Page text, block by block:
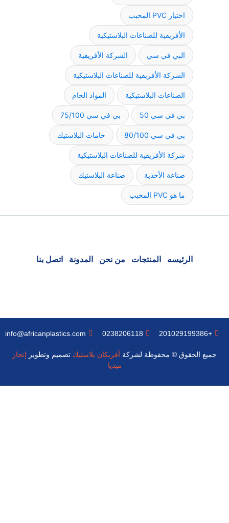
اختيار PVC المحبب
الأفريقية للصناعات البلاستيكية
البي في سي الشركة الأفريقية
الشركة الأفريقية للصناعات البلاستيكية
الصناعات البلاستيكية المواد الخام
بي في سي 50 بي في سي 75/100
بي في سي 80/100 خامات البلاستيك
شركة الأفريقية للصناعات البلاستيكية
صناعة الأحذية صناعة البلاستيك
ما هو PVC المحبب
الرئيسه المنتجات من نحن المدونة اتصل بنا
جميع الحقوق © محفوظة لشركة أفريكان بلاستيك تصميم وتطوير إنجاز
ميديا
+201029199386
0238206118
info@africanplastics.com